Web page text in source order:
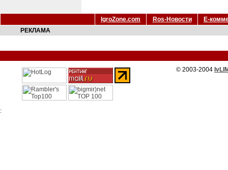
IgroZone.com Ros-Новости
Е-
РЕКЛАМА
© 2003-2004
: